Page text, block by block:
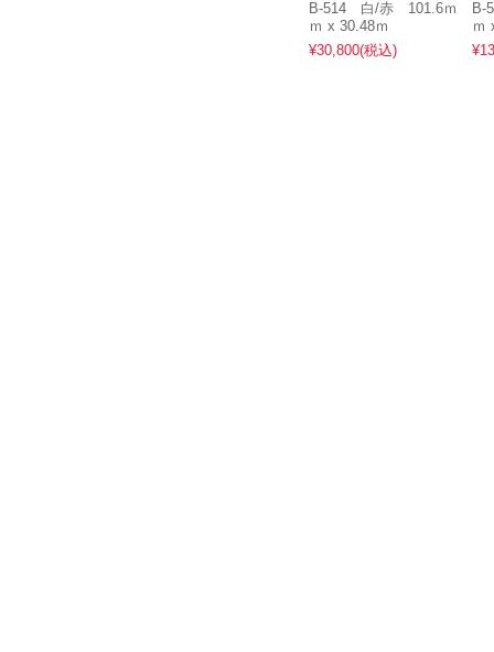
B-514 白/赤 101.6ｍ
ｍ x 30.48ｍ
¥30,800(税込)
B-
ｍ